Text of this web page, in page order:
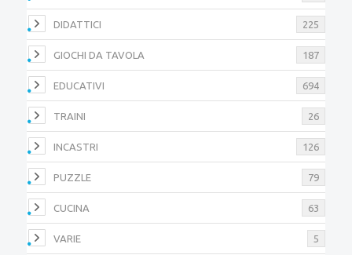
DIDATTICI 225
GIOCHI DA TAVOLA 187
EDUCATIVI 694
TRAINI 26
INCASTRI 126
PUZZLE 79
CUCINA 63
VARIE 5